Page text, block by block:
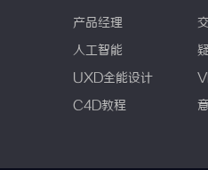
产品经理
人工智能
UXD全能设计
C4D教程